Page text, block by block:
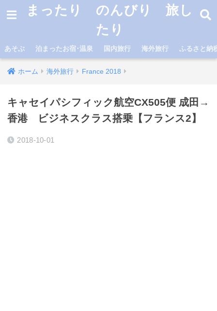
まったり のんびり 旅し
たり
あそぶ 泊まったお宿･温泉 国内旅行 海外旅行 ふるさと納
ホーム 海外旅行 France 2018
キャセイパシフィック航空CX505便 成田→
香港 ビジネスクラス搭乗【フランス2】
2018-10-01